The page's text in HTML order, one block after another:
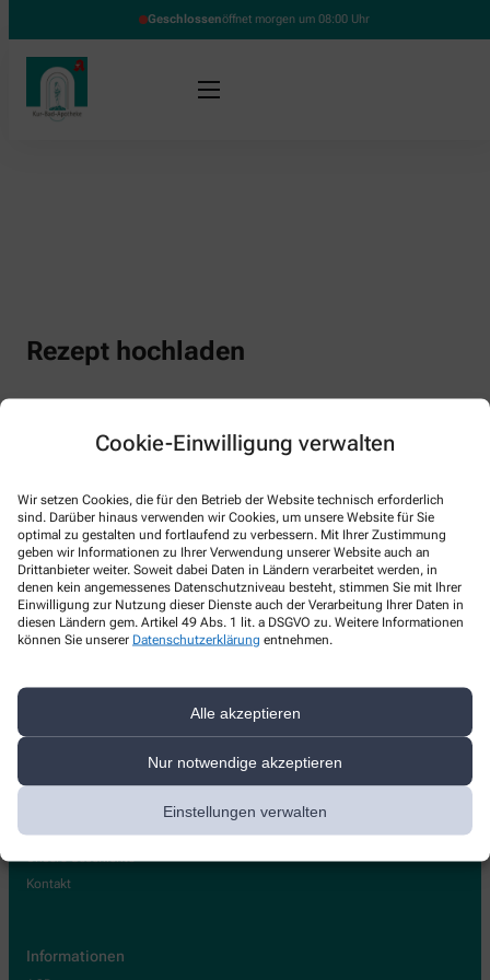
Cookie-Einwilligung verwalten
Wir setzen Cookies, die für den Betrieb der Website technisch erforderlich
sind. Darüber hinaus verwenden wir Cookies, um unsere Website für Sie
optimal zu gestalten und fortlaufend zu verbessern. Mit Ihrer Zustimmung
geben wir Informationen zu Ihrer Verwendung unserer Website auch an
Drittanbieter weiter. Soweit dabei Daten in Ländern verarbeitet werden, in
denen kein angemessenes Datenschutzniveau besteht, stimmen Sie mit Ihrer
Einwilligung zur Nutzung dieser Dienste auch der Verarbeitung Ihrer Daten in
diesen Ländern gem. Artikel 49 Abs. 1 lit. a DSGVO zu. Weitere Informationen
können Sie unserer Datenschutzerklärung entnehmen.
Alle akzeptieren
Nur notwendige akzeptieren
Einstellungen verwalten
Geschlossenöffnet morgen um 08:00 Uhr
Rezept hochladen
Kontakt
Kur-Bad-Apotheke
Brunnenallee 38,34537 Bad Wildungen
+49-5621 22 80
info@kur-bad-apotheke.de
Lieferservice und Botendienst
Unsere Geschichte
Kontakt
Informationen